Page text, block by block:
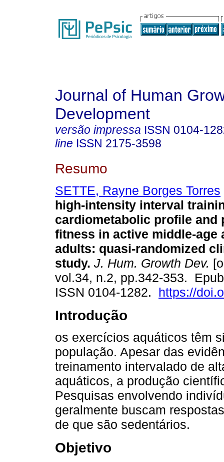
Journal of Human
Development
versão impressa ISSN 0104-
line ISSN 2175-3598
Resumo
SETTE, Rayne Borges Torres
high-intensity interval
cardiometabolic profile and
fitness in active middle-age
adults: quasi-randomized
study. J. Hum. Growth Dev.
vol.34, n.2, pp.342-353.
ISSN 0104-1282. https://
Introdução
os exercícios aquáticos têm
população. Apesar das
treinamento intervalado de
aquáticos, a produção
Pesquisas envolvendo
geralmente buscam
de que são sedentários.
Objetivo